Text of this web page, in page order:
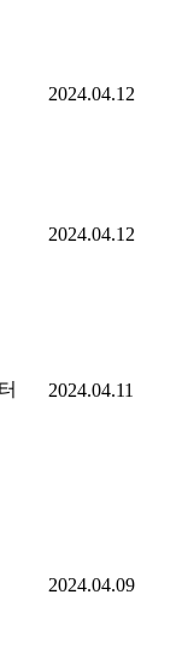
2024.04.12
2024.04.12
2024.04.11
2024.04.09